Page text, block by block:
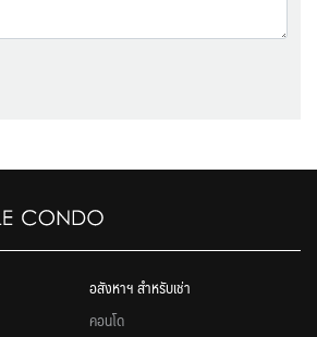
อสังหาฯ สำหรับเช่า
คอนโด